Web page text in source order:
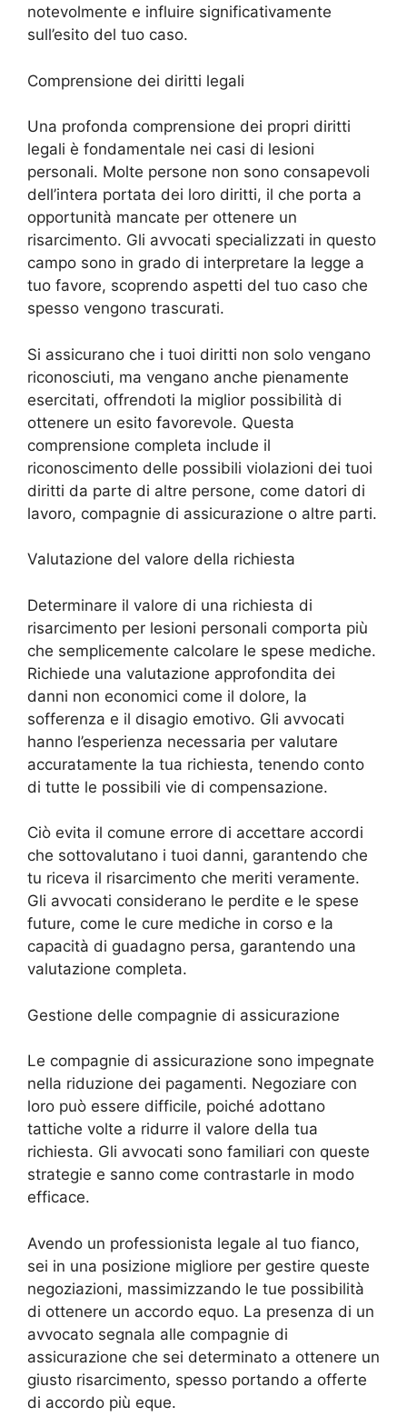
notevolmente e influire significativamente
sull’esito del tuo caso.
Comprensione dei diritti legali
Una profonda comprensione dei propri diritti
legali è fondamentale nei casi di lesioni
personali. Molte persone non sono consapevoli
dell’intera portata dei loro diritti, il che porta a
opportunità mancate per ottenere un
risarcimento. Gli avvocati specializzati in questo
campo sono in grado di interpretare la legge a
tuo favore, scoprendo aspetti del tuo caso che
spesso vengono trascurati.
Si assicurano che i tuoi diritti non solo vengano
riconosciuti, ma vengano anche pienamente
esercitati, offrendoti la miglior possibilità di
ottenere un esito favorevole. Questa
comprensione completa include il
riconoscimento delle possibili violazioni dei tuoi
diritti da parte di altre persone, come datori di
lavoro, compagnie di assicurazione o altre parti.
Valutazione del valore della richiesta
Determinare il valore di una richiesta di
risarcimento per lesioni personali comporta più
che semplicemente calcolare le spese mediche.
Richiede una valutazione approfondita dei
danni non economici come il dolore, la
sofferenza e il disagio emotivo. Gli avvocati
hanno l’esperienza necessaria per valutare
accuratamente la tua richiesta, tenendo conto
di tutte le possibili vie di compensazione.
Ciò evita il comune errore di accettare accordi
che sottovalutano i tuoi danni, garantendo che
tu riceva il risarcimento che meriti veramente.
Gli avvocati considerano le perdite e le spese
future, come le cure mediche in corso e la
capacità di guadagno persa, garantendo una
valutazione completa.
Gestione delle compagnie di assicurazione
Le compagnie di assicurazione sono impegnate
nella riduzione dei pagamenti. Negoziare con
loro può essere difficile, poiché adottano
tattiche volte a ridurre il valore della tua
richiesta. Gli avvocati sono familiari con queste
strategie e sanno come contrastarle in modo
efficace.
Avendo un professionista legale al tuo fianco,
sei in una posizione migliore per gestire queste
negoziazioni, massimizzando le tue possibilità
di ottenere un accordo equo. La presenza di un
avvocato segnala alle compagnie di
assicurazione che sei determinato a ottenere un
giusto risarcimento, spesso portando a offerte
di accordo più eque.